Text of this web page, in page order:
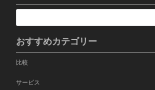
おすすめカテゴリー
比較
サービス